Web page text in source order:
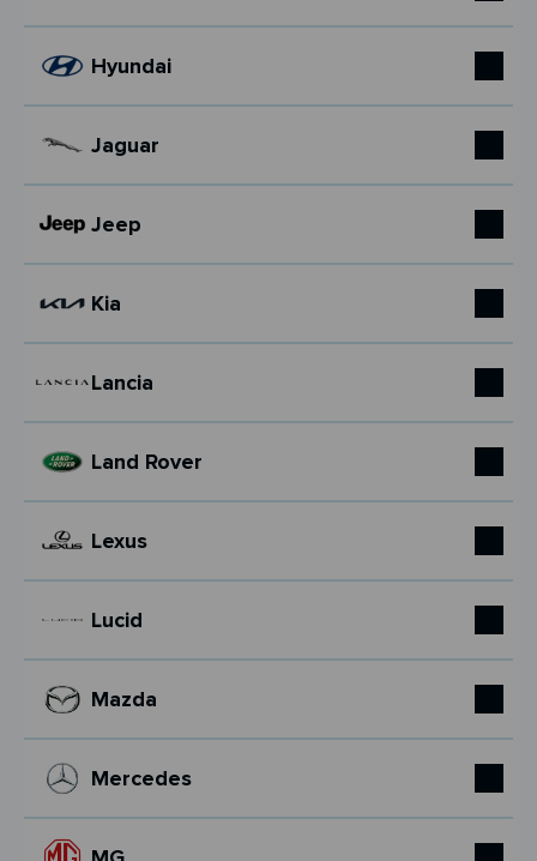
Hyundai
Jaguar
Jeep
Kia
Lancia
Land Rover
Lexus
Lucid
Mazda
Mercedes